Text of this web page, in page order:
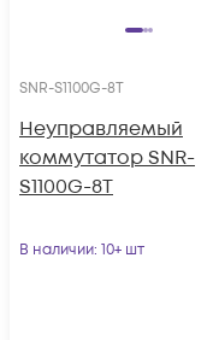
SNR-S1100G-8T
Неуправляемый
коммутатор SNR-
S1100G-8T
В наличии: 10+ шт